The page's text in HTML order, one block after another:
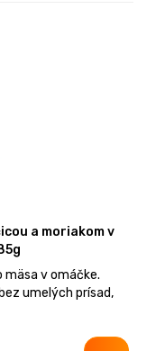
a moriakom v
mäsa v omáčke.
umelých prísad,